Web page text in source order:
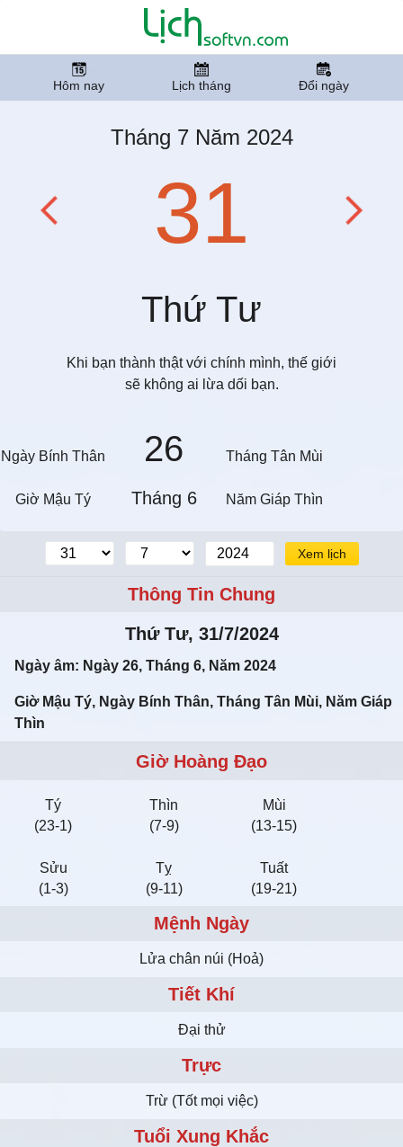
Hôm nay Lịch tháng Đổi ngày
Tháng 7 Năm 2024
31
Thứ Tư
Khi bạn thành thật với chính mình, thế giới
sẽ không ai lừa dối bạn.
Ngày Bính Thân 26 Tháng Tân Mùi
Giờ Mậu Tý Tháng 6 Năm Giáp Thìn
Xem lịch
Thông Tin Chung
Thứ Tư, 31/7/2024
Ngày âm: Ngày 26, Tháng 6, Năm 2024
Giờ Mậu Tý, Ngày Bính Thân, Tháng Tân Mùi, Năm Giáp
Thìn
Giờ Hoàng Đạo
Tý
(23-1)
Thìn
(7-9)
Mùi
(13-15)
Sửu
(1-3)
Tỵ
(9-11)
Tuất
(19-21)
Mệnh Ngày
Lửa chân núi (Hoả)
Tiết Khí
Đại thử
Trực
Trừ (Tốt mọi việc)
Tuổi Xung Khắc